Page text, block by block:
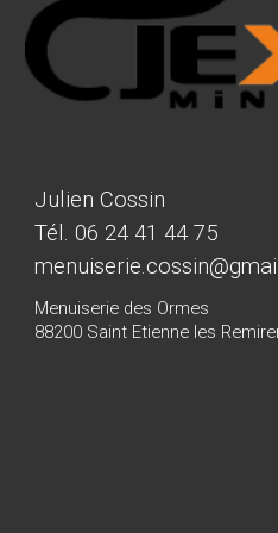
Julien Cossin
Tél. 06 24 41 44 75​
Menuiserie des Ormes
88200 Saint Etienne les